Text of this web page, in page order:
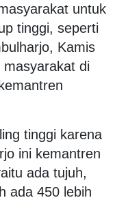
untuk
tinggi, seperti
Kamis
di
tinggi karena
ini kemantren
ada tujuh,
ada 450 lebih